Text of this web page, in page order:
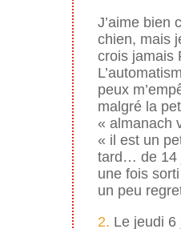
J’aime bien
chien, mais
crois jamais
peux
malgré la
« almanach
« il est un
tard… de 14
une fois
un peu
2. Le jeudi 6